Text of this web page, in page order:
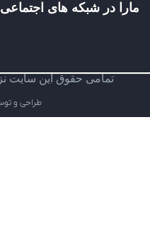
مارا در شبکه های اجتماعی
تمامی حقوق این سایت
طراحی و